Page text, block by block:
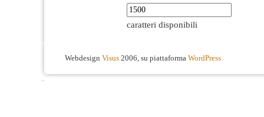
caratteri disponibili
Webdesign Visus 2006, su piattaforma WordPress